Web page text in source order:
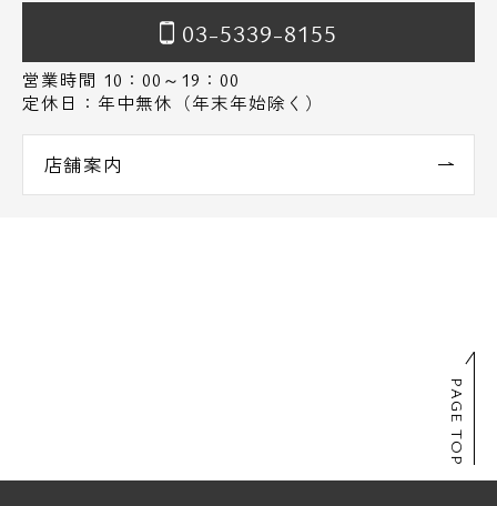
03-5339-8155
営業時間 10：00～19：00
定休日：年中無休（年末年始除く）
店舗案内
PAGE TOP